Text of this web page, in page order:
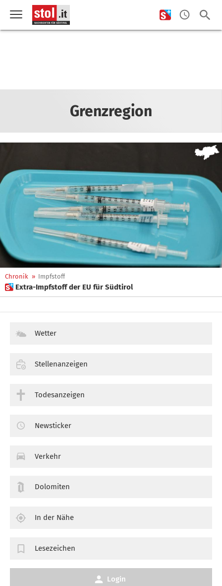
Grenzregion
Chronik » Impfstoff
 Extra-Impfstoff der EU für Südtirol
Wetter
Stellenanzeigen
Todesanzeigen
Newsticker
Verkehr
Dolomiten
In der Nähe
Lesezeichen
Login